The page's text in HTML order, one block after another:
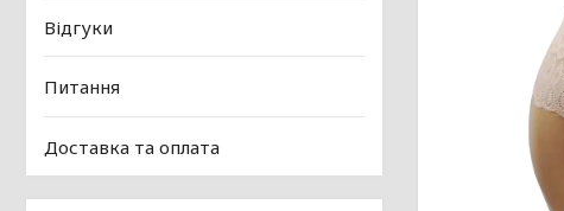
Відгуки
Питання
Доставка та оплата